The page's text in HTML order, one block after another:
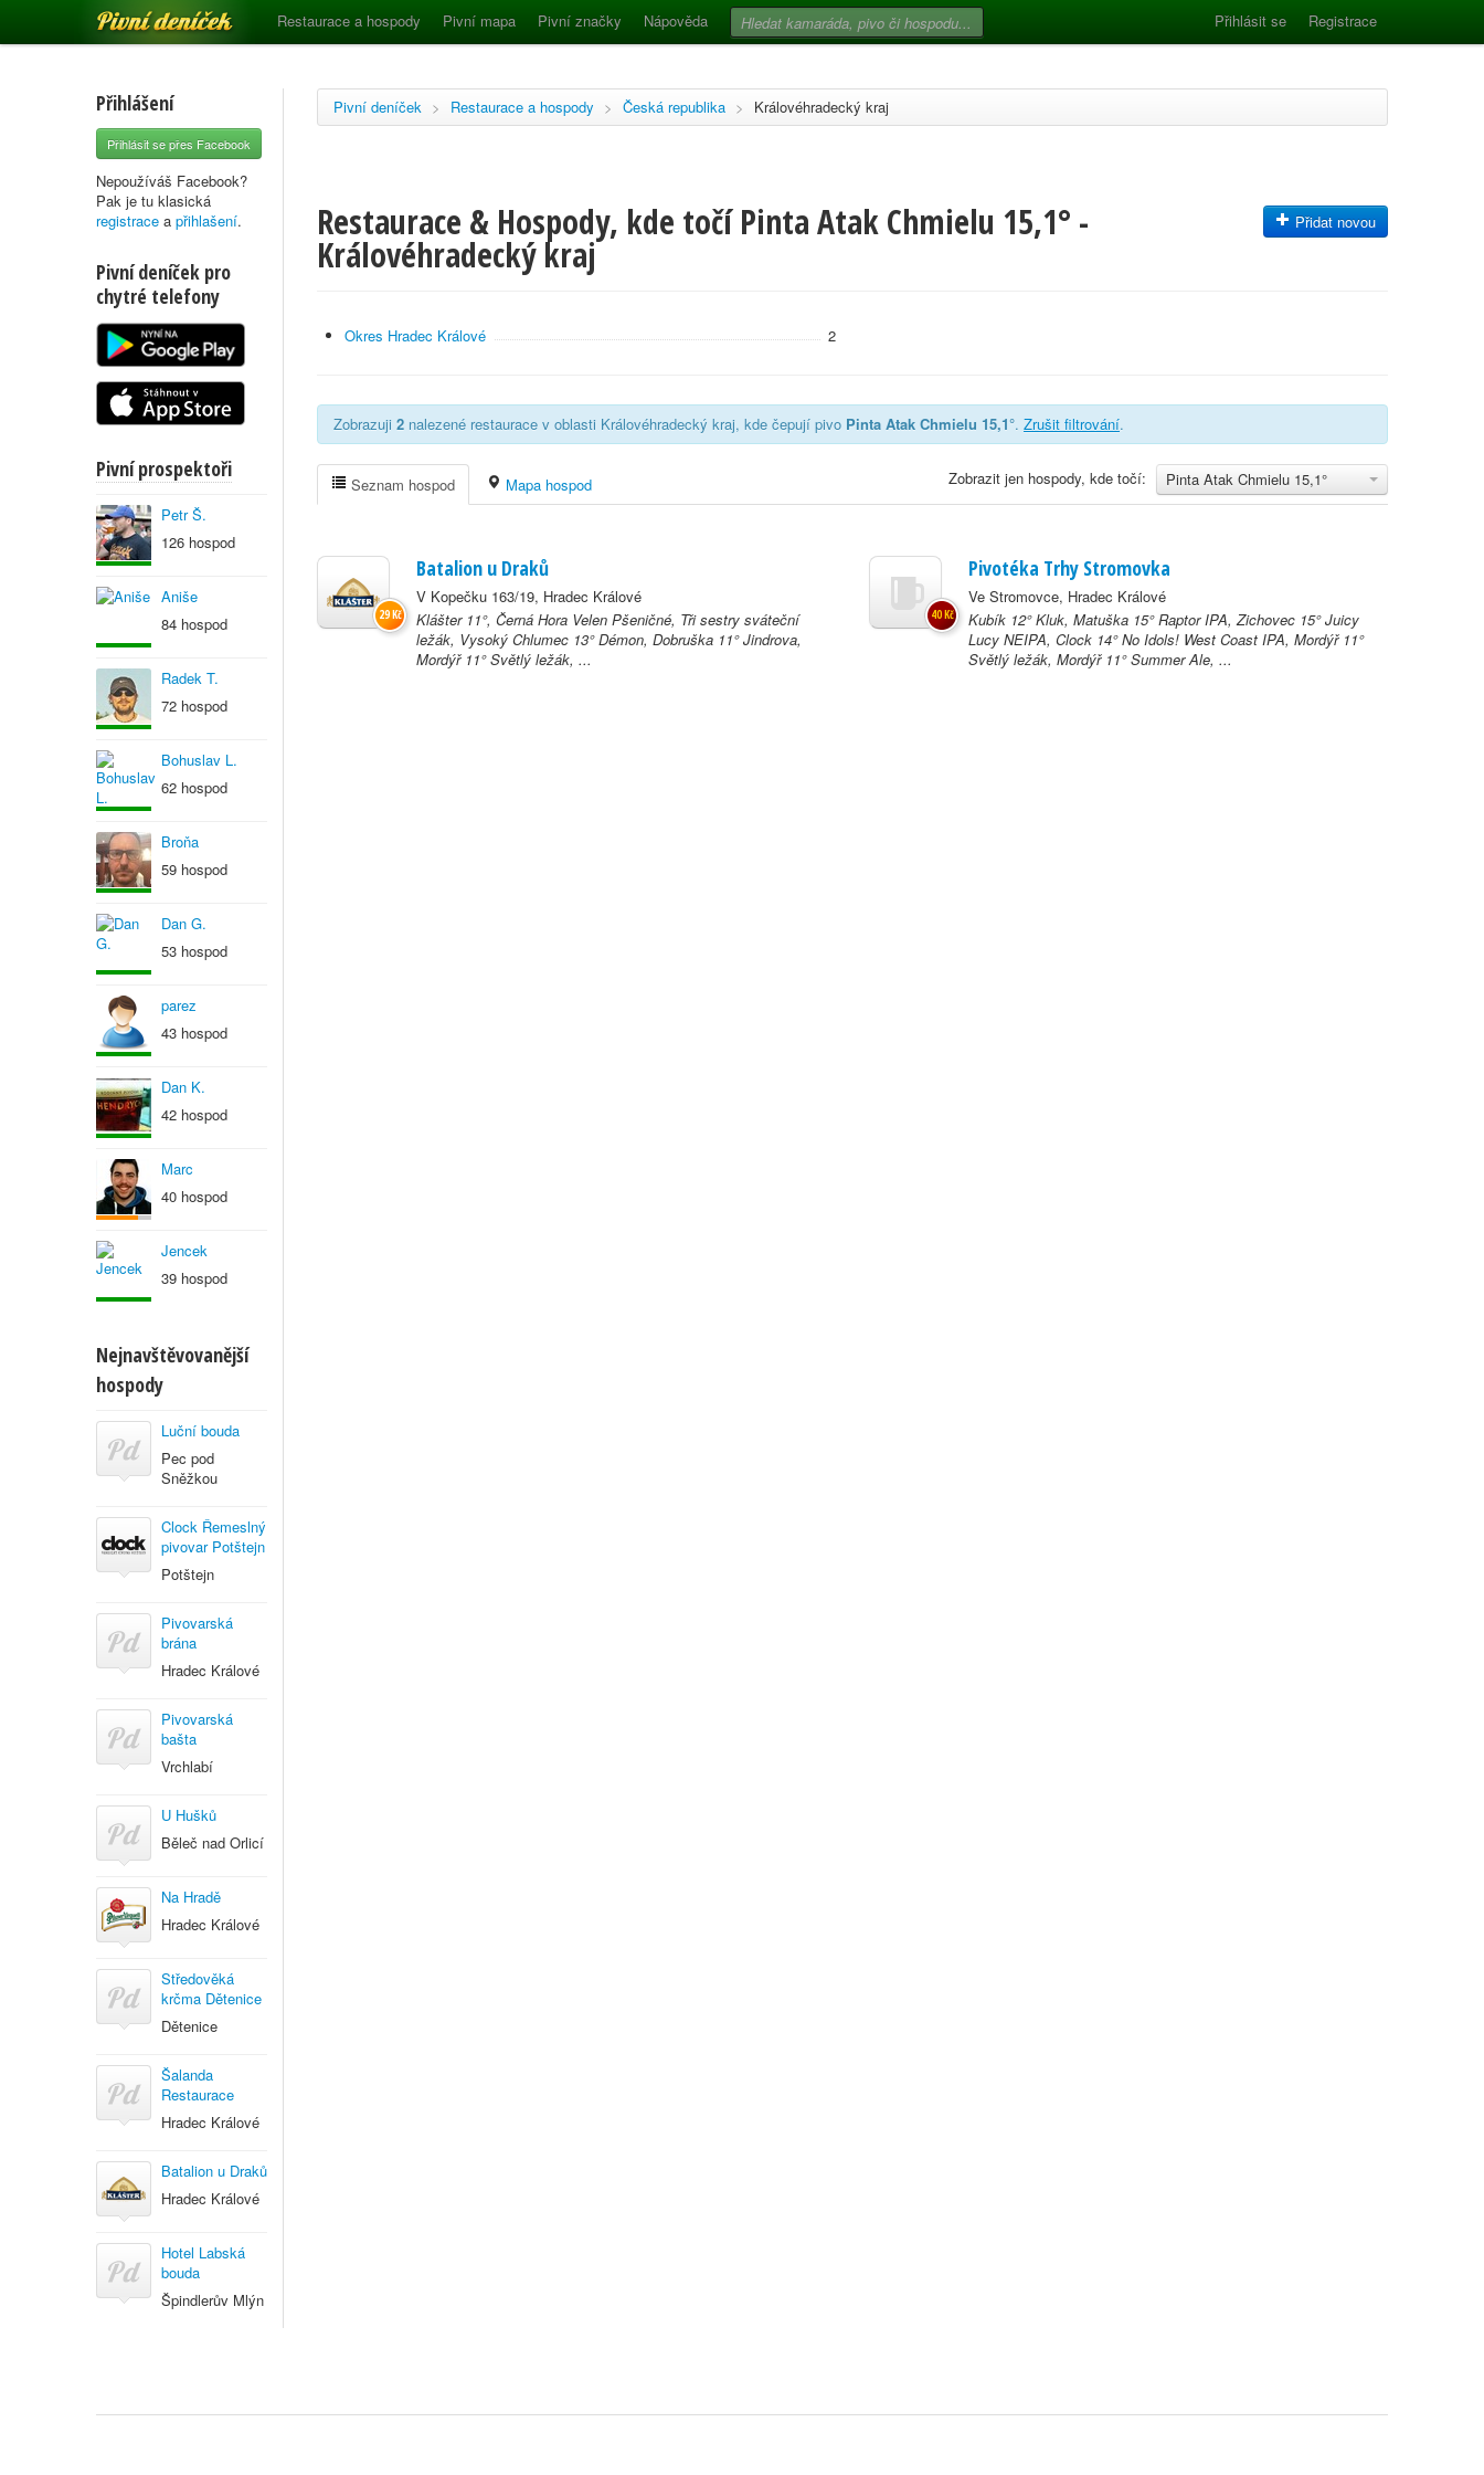
Pivní deníček Restaurace a hospody Pivní mapa Pivní značky Nápověda Přihlásit se Registrace
Přihlášení
Přihlásit se přes Facebook
Nepoužíváš Facebook?
Pak je tu klasická
registrace a přihlašení.
Pivní deníček pro
chytré telefony
Pivní prospektoři
Petr Š.
126 hospod
Aniše
84 hospod
Radek T.
72 hospod
Bohuslav L.
62 hospod
Broňa
59 hospod
Dan G.
53 hospod
parez
43 hospod
Dan K.
42 hospod
Marc
40 hospod
Jencek
39 hospod
Nejnavštěvovanější
hospody
Luční bouda
Pec pod
Sněžkou
Clock Řemeslný
pivovar Potštejn
Potštejn
Pivovarská
brána
Hradec Králové
Pivovarská
bašta
Vrchlabí
U Hušků
Běleč nad Orlicí
Na Hradě
Hradec Králové
Středověká
krčma Dětenice
Dětenice
Šalanda
Restaurace
Hradec Králové
Batalion u Draků
Hradec Králové
Hotel Labská
bouda
Špindlerův Mlýn
Pivní deníček > Restaurace a hospody > Česká republika > Královéhradecký kraj
Restaurace & Hospody, kde točí Pinta Atak Chmielu 15,1° -
Královéhradecký kraj
Přidat novou
Okres Hradec Králové 2
Zobrazuji 2 nalezené restaurace v oblasti Královéhradecký kraj, kde čepují pivo Pinta Atak Chmielu 15,1°. Zrušit filtrování.
Pinta Atak Chmielu 15,1°
Zobrazit jen hospody, kde točí:
Seznam hospod Mapa hospod
Batalion u Draků
V Kopečku 163/19, Hradec Králové
Klášter 11°, Černá Hora Velen Pšeničné, Tři sestry sváteční
ležák, Vysoký Chlumec 13° Démon, Dobruška 11° Jindrova,
Mordýř 11° Světlý ležák, ...
29 Kč
Pivotéka Trhy Stromovka
Ve Stromovce, Hradec Králové
Kubík 12° Kluk, Matuška 15° Raptor IPA, Zichovec 15° Juicy
Lucy NEIPA, Clock 14° No Idols! West Coast IPA, Mordýř 11°
Světlý ležák, Mordýř 11° Summer Ale, ...
40 Kč